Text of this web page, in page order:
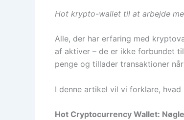
Hot krypto-wallet til at arbejde
Alle, der har erfaring med
af aktiver – de er ikke forbundet
penge og tillader transaktioner
I denne artikel vil vi forklare,
Hot Cryptocurrency Wallet: